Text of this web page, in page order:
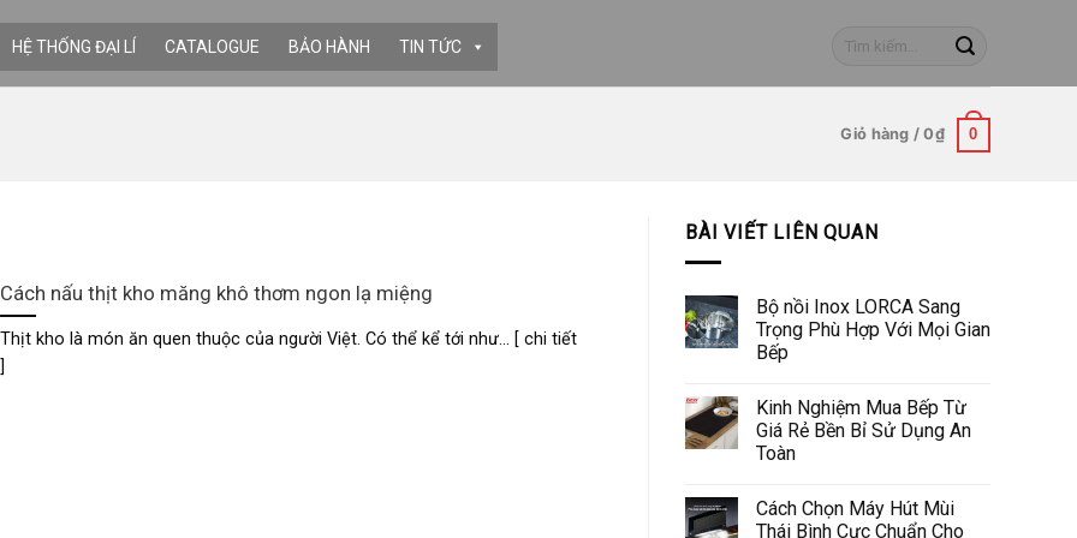
HỆ THỐNG ĐẠI LÍ CATALOGUE BẢO HÀNH TIN TỨC
Tìm
Giỏ hàng /0₫ 0
Cách nấu thịt kho măng khô thơm ngon lạ miệng
Thịt kho là món ăn quen thuộc của người Việt. Có thể kể tới như... [ chi tiết
]
BÀI VIẾT LIÊN QUAN
Bộ nồi Inox LORCA Sang
Trọng Phù Hợp Với Mọi Gian
Bếp
Kinh Nghiệm Mua Bếp Từ
Giá Rẻ Bền Bỉ Sử Dụng An
Toàn
Cách Chọn Máy Hút Mùi
Thái Bình Cực Chuẩn Cho